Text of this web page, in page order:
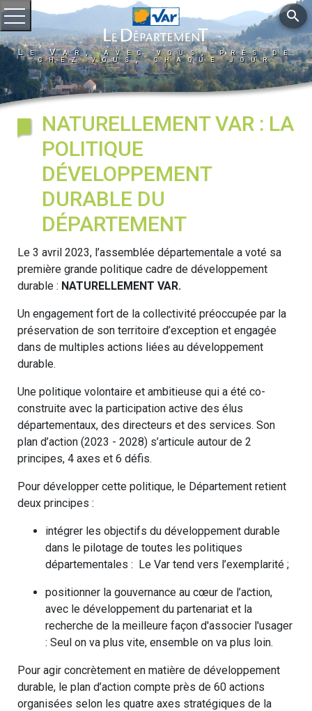
Ouvrir le menu
Le Var, avec vous, près de
chez vous, chaque jour
search
NATURELLEMENT VAR : LA
POLITIQUE
DÉVELOPPEMENT
DURABLE DU
DÉPARTEMENT
Le 3 avril 2023, l’assemblée départementale a voté sa
première grande politique cadre de développement
durable : NATURELLEMENT VAR.
Un engagement fort de la collectivité préoccupée par la
préservation de son territoire d’exception et engagée
dans de multiples actions liées au développement
durable.
Une politique volontaire et ambitieuse qui a été co-
construite avec la participation active des élus
départementaux, des directeurs et des services. Son
plan d’action (2023 - 2028) s’articule autour de 2
principes, 4 axes et 6 défis.
Pour développer cette politique, le Département retient
deux principes :
intégrer les objectifs du développement durable
dans le pilotage de toutes les politiques
départementales : Le Var tend vers l’exemplarité ;
positionner la gouvernance au cœur de l’action,
avec le développement du partenariat et la
recherche de la meilleure façon d'associer l'usager
: Seul on va plus vite, ensemble on va plus loin.
Pour agir concrètement en matière de développement
durable, le plan d’action compte près de 60 actions
organisées selon les quatre axes stratégiques de la